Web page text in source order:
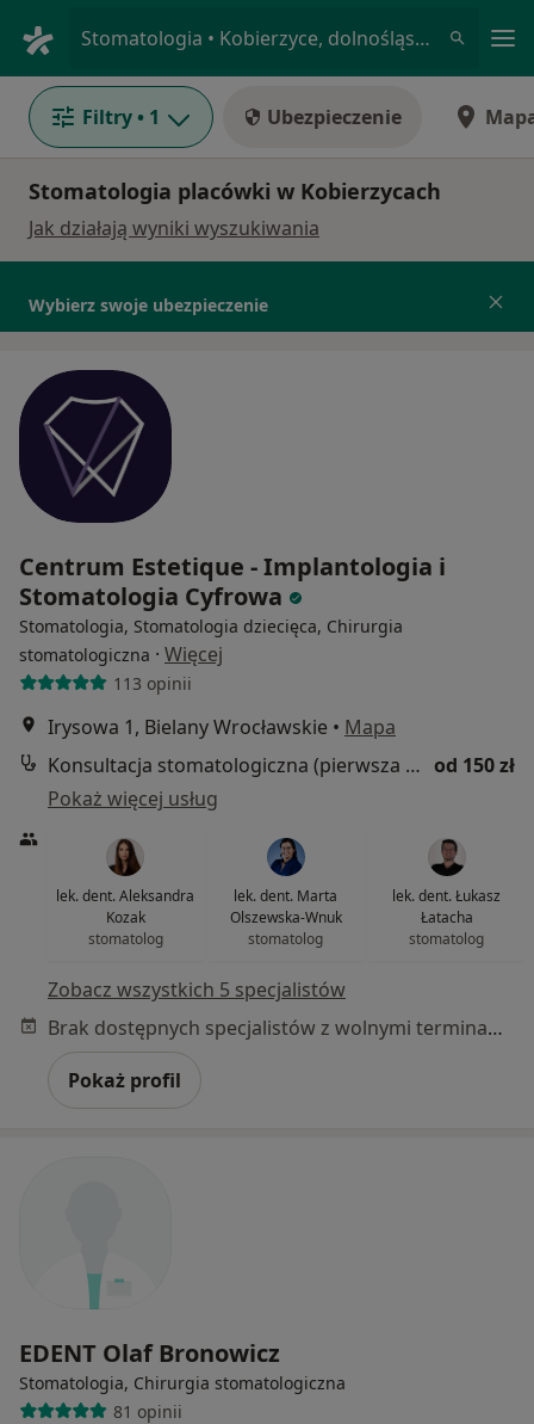
Stomatologia • Kobierzyce, dolnośląskie
Filtry • 1 Ubezpieczenie
Stomatologia placówki w Kobierzycach
Jak działają wyniki wyszukiwania
Wybierz swoje ubezpieczenie
Centrum Estetique - Implantologia i
Stomatologia Cyfrowa
Stomatologia, Stomatologia dziecięca, Chirurgia
stomatologiczna · Więcej
113 opinii
Irysowa 1, Bielany Wrocławskie • Mapa
Konsultacja stomatologiczna (pierwsza wizyta) od 150 zł
Pokaż więcej usług
lek. dent. Aleksandra
Kozak
stomatolog
lek. dent. Marta
Olszewska-Wnuk
stomatolog
lek. dent. Łukasz
Łatacha
stomatolog
Zobacz wszystkich 5 specjalistów
Brak dostępnych specjalistów z wolnymi terminami w tym centrum medycznym.
Pokaż profil
EDENT Olaf Bronowicz
Stomatologia, Chirurgia stomatologiczna
81 opinii